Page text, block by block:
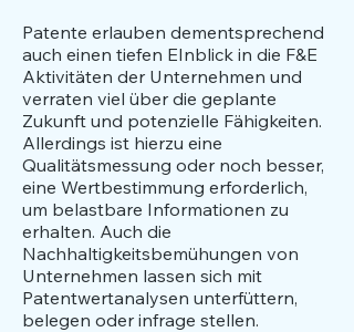
Patente erlauben dementsprechend
auch einen tiefen EInblick in die F&E
Aktivitäten der Unternehmen und
verraten viel über die geplante
Zukunft und potenzielle Fähigkeiten.
Allerdings ist hierzu eine
Qualitätsmessung oder noch besser,
eine Wertbestimmung erforderlich,
um belastbare Informationen zu
erhalten. Auch die
Nachhaltigkeitsbemühungen von
Unternehmen lassen sich mit
Patentwertanalysen unterfüttern,
belegen oder infrage stellen.